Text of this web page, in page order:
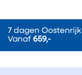
7 dagen Oostenrijk
Vanaf 659,-